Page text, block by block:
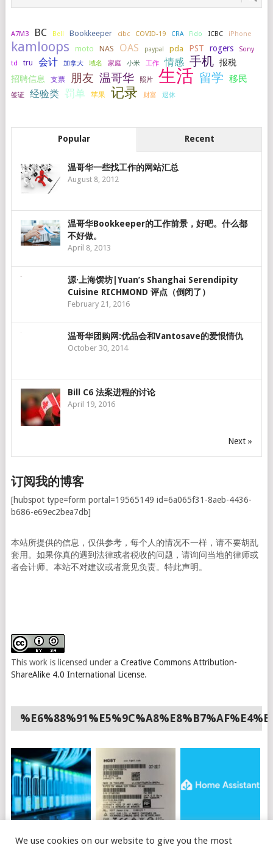
A7M3 BC Bell Bookkeeper cibc COVID-19 CRA Fido ICBC iPhone
kamloops moto NAS OAS paypal pda PST rogers
Sony
td
tru 会计 加拿大 域名 家庭 小米 工作 情感 手机 报税
招聘信息
支票 朋友 温哥华 照片 生活 留学 移民
签证 经验类 罚单 苹果 记录 财富 退休
Popular Recent
温哥华一些找工作的网站汇总
August 8, 2012
温哥华Bookkeeper的工作前景，好吧。什么都
不好做。
April 8, 2013
源·上海馔坊|Yuan’s Shanghai Serendipity
Cuisine RICHMOND 评点（倒闭了）
February 21, 2016
温哥华团购网:优品会和Vantosave的爱恨情仇
October 30, 2014
Bill C6 法案进程的讨论
April 19, 2016
Next »
订阅我的博客
[hubspot type=form portal=19565149 id=6a065f31-8aeb-4436-
b686-e69ec2bea7db]
本站所提供的信息，仅供参考，每个人的情况不一样，请不要胡乱
套用。如果你真的遇到法律或者税收的问题，请询问当地的律师或
者会计师。本站不对建议或者意见负责。特此声明。
This work is licensed under a Creative Commons Attribution-
ShareAlike 4.0 International License.
独立服务器
识别的可能原因及解决
装HACS
We use cookies on our website to give you the most